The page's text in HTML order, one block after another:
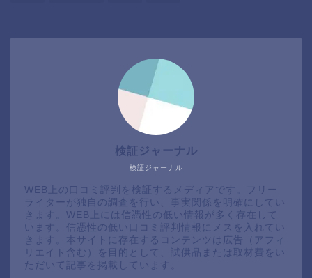
検証ジャーナル
検証ジャーナル
WEB上の口コミ評判を検証するメディアです。フリー
ライターが独自の調査を行い、事実関係を明確にしてい
きます。WEB上には信憑性の低い情報が多く存在して
います。信憑性の低い口コミ評判情報にメスを入れてい
きます。本サイトに存在するコンテンツは広告（アフィ
リエイト含む）を目的として、試供品または取材費をい
ただいて記事を掲載しています。